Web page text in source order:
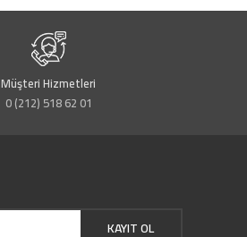
Müşteri Hizmetleri
0 (212) 518 62 01
KAYIT OL